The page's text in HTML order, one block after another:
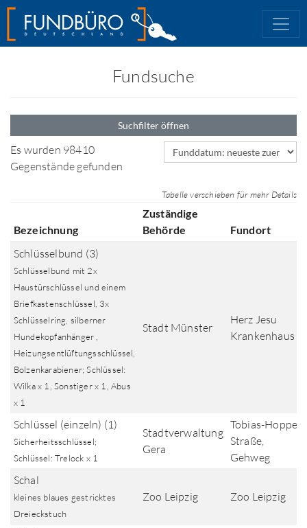
Fundsuche
Suchfilter öffnen
Es wurden 98410
Gegenstände gefunden
Sortierfeld
Tabelle verschieben für mehr Details
Bezeichnung
Zuständige
Behörde
Fundort
Schlüsselbund (3)
Schlüsselbund mit 2x
Haustürschlüssel und einem
Briefkastenschlüssel, 3x
Schlüsselring, silberner
Hundekopfanhänger ,
Heizungsentlüftungsschlüssel,
Bolzenkarabiener; Schlüssel:
Wilka x 1, Sonstiger x 1, Abus
x 1
Stadt Münster
Herz Jesu
Krankenhaus
Schlüssel (einzeln) (1)
Sicherheitsschlüssel;
Schlüssel: Trelock x 1
Stadtverwaltung
Gera
Tobias-Hoppe-
Straße,
Gehweg
Schal
kleines blaues gestricktes
Dreieckstuch
Zoo Leipzig Zoo Leipzig